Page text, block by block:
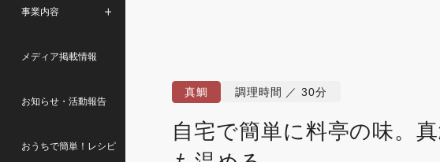
事業内容
メディア掲載情報
お知らせ・活動報告
おうちで簡単！レシピ
真鯛 調理時間 ／ 30分
自宅で簡単に料亭の味。